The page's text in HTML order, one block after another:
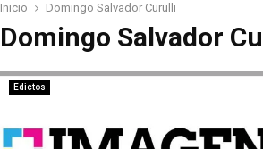
Inicio Domingo Salvador Curulli
Domingo Salvador
Edictos